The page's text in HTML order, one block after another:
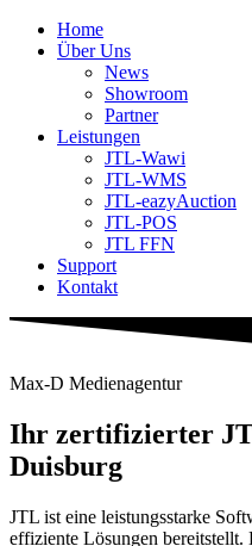
Home
Über Uns
News
Showroom
Partner
Leistungen
JTL-Wawi
JTL-WMS
JTL-eazyAuction
JTL-POS
JTL FFN
Support
Kontakt
Max-D Medienagentur
Ihr zertifizierter
Duisburg
JTL ist eine leistungsstarke
effiziente Lösungen